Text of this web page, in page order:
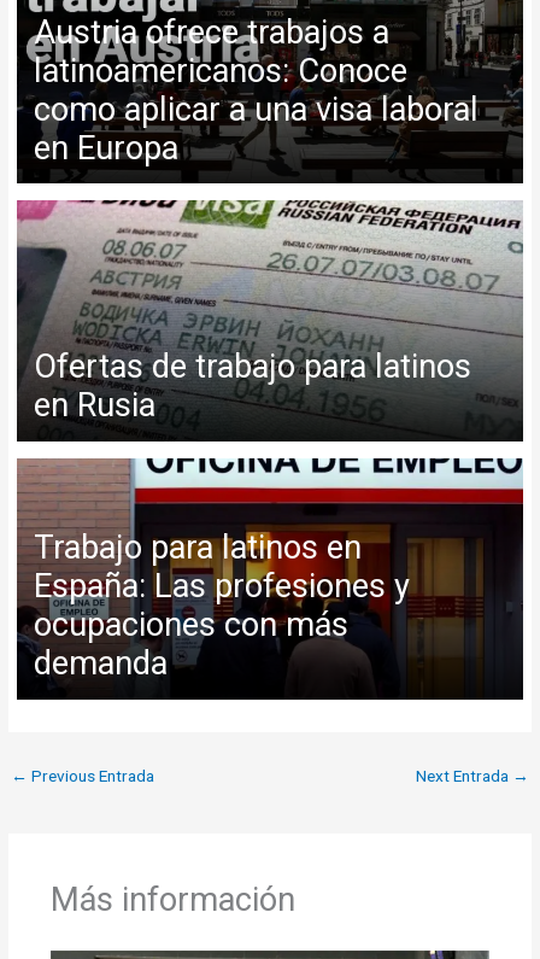
Austria ofrece trabajos a
latinoamericanos: Conoce
como aplicar a una visa laboral
en Europa
Ofertas de trabajo para latinos
en Rusia
Trabajo para latinos en
España: Las profesiones y
ocupaciones con más
demanda
← Previous Entrada Next Entrada →
Más información